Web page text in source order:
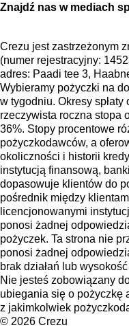
Znajdź nas w mediach
Crezu jest zastrzeżonym
(numer rejestracyjny:
adres: Paadi tee 3,
Wybieramy pożyczki na
w tygodniu. Okresy
rzeczywista roczna stopa
36%. Stopy procentowe
pożyczkodawców, a
okoliczności i historii
instytucją finansową,
dopasowuje klientów do
pośrednik między
licencjonowanymi
ponosi żadnej
pożyczek. Ta strona nie
ponosi żadnej
brak działań lub
Nie jesteś zobowiązany
ubiegania się o pożyczkę
z jakimkolwiek
© 2026 Crezu